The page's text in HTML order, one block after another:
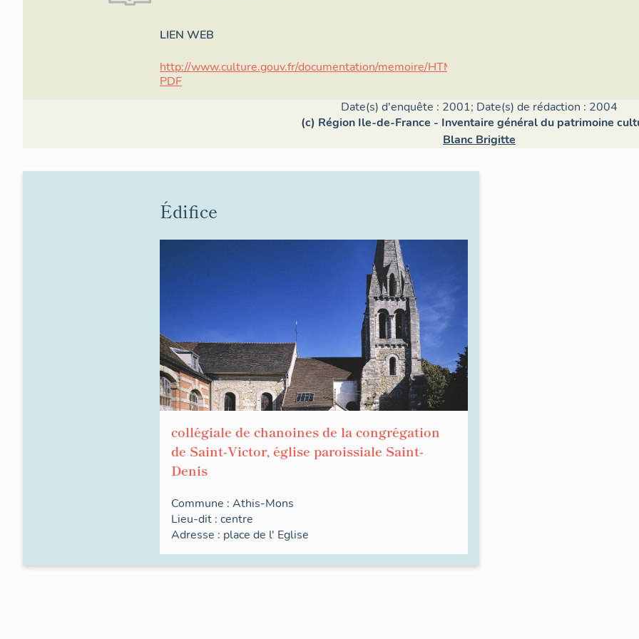
LIEN WEB
http://www.culture.gouv.fr/documentation/memoire/HTML/IVR11/IM91001391/
PDF
Date(s) d'enquête : 2001; Date(s) de rédaction : 2004
(c) Région Ile-de-France - Inventaire général du patrimoine
Blanc Brigitte
Édifice
collégiale de chanoines de la congrégation
de Saint-Victor, église paroissiale Saint-
Denis
Commune : Athis-Mons
Lieu-dit : centre
Adresse : place de l' Eglise